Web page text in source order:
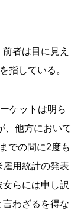
者は目に見え
指している。
ケットは明ら
、他方において
での間に2度も
雇用統計の発表
らには申し訳
わざるを得な